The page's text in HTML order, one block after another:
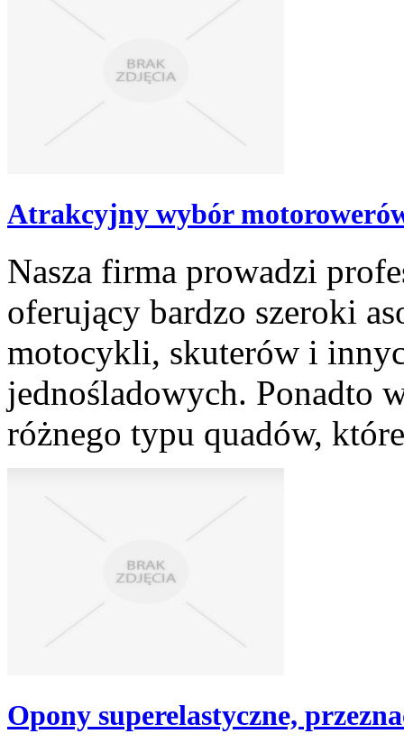
Atrakcyjny wybór
Nasza firma prowadzi
oferujący bardzo szeroki
motocykli, skuterów i
jednośladowych. Ponadto
różnego typu quadów,
Opony superelastyczne,